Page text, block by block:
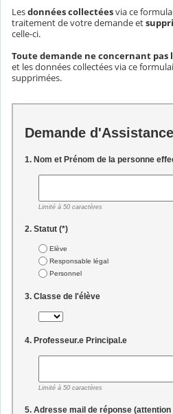
Lesdonnées collectéesvia ce
traitement de votre demande et
celle-ci.
Toute demande ne concernant pas
et les données collectées via ce
supprimées.